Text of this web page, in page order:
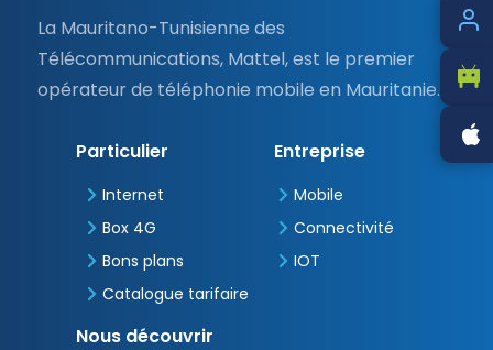
La Mauritano-Tunisienne des
Télécommunications, Mattel, est le premier
opérateur de téléphonie mobile en Mauritanie.
Particulier
Internet
Box 4G
Bons plans
Catalogue tarifaire
Entreprise
Mobile
Connectivité
IOT
Nous découvrir